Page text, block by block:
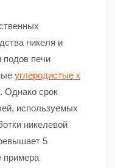
никеля и
подов печи
углеродистые к
Однако срок
используемых
никелевой
5
примера